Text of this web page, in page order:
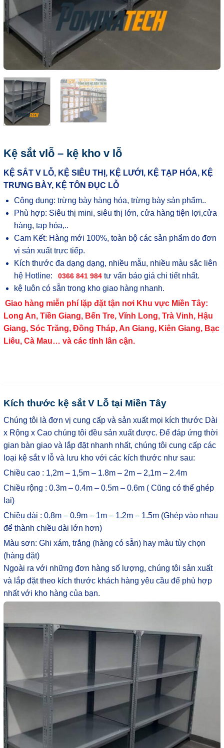
Kệ sắt vlỗ – kệ kho v lỗ
KỆ SẮT V LỖ, KỆ SIÊU THỊ, KỆ LƯỚI, KỆ TẠP HÓA, KỆ
TRƯNG BÀY, KỆ TÔN ĐỤC LỖ
Công dụng: trừng bày hàng hóa, trừng bày sản phẩm..
Phù hợp: Siêu thị mini, siêu thị lớn, cửa hàng tiện lợi,cửa
hàng, tạp hóa,..
Cam Kết: Hàng mới 100%, toàn bộ các sản phẩm do đơn
vị sản xuất trực tiếp.
Kích thước đa dạng dạng, nhiều mẫu, nhiều màu sắc liên
hệ Hotline:
0366 841 984tư vấn báo giá chi tiết nhất.
kệ luôn có sẵn trong kho giao hàng nhanh.
Giao hàng miễn phí lặp đặt tận nơi Khu vực Miền Tây:
Long An, Tiền Giang, Bến Tre, Vĩnh Long, Trà Vinh, Hậu
Giang, Sóc Trăng, Đồng Tháp, An Giang, Kiên Giang, Bạc
Liêu, Cà Mau… và các tỉnh lân cận.
Kích thước kệ sắt V Lỗ tại Miền Tây
Chúng tôi là đơn vị cung cấp và sản xuất mọi kích thước Dài
x Rộng x Cao chúng tôi đều sản xuất được. Để đáp ứng thời
gian bàn giao và lắp đặt nhanh nhất, chúng tôi cung cấp các
loại kệ sắt v lỗ và lưu kho với các kích thước như sau:
Chiều cao : 1,2m – 1,5m – 1.8m – 2m – 2,1m – 2.4m
Chiều rộng : 0.3m – 0.4m – 0.5m – 0.6m ( Cũng có thể ghép
lại)
Chiều dài : 0.8m – 0.9m – 1m – 1.2m – 1.5m (Ghép vào nhau
để thành chiều dài lớn hơn)
Màu sơn: Ghi xám, trắng (hàng có sẵn) hay màu tùy chọn
(hàng đặt)
Ngoài ra với những đơn hàng số lượng, chúng tôi sản xuất
và lắp đặt theo kích thước khách hàng yêu cầu để phù hợp
nhất với kho hàng của bạn.